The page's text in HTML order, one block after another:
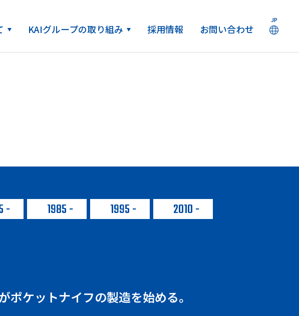
KAIグループの取り組み 採用情報 お問い合わせ
JP
1985 1995 2010
ポケットナイフの製造を始める。